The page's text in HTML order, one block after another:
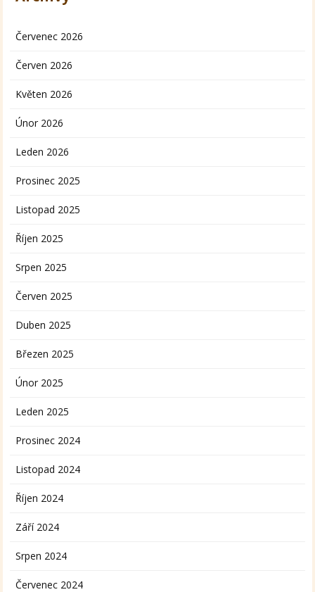
Červenec 2026
Červen 2026
Květen 2026
Únor 2026
Leden 2026
Prosinec 2025
Listopad 2025
Říjen 2025
Srpen 2025
Červen 2025
Duben 2025
Březen 2025
Únor 2025
Leden 2025
Prosinec 2024
Listopad 2024
Říjen 2024
Září 2024
Srpen 2024
Červenec 2024